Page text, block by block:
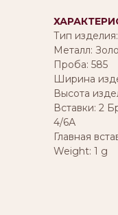
Тип
Металл:
Проба: 585
Ширина
Высота
Вставки: 2
4/6А
Главная
Weight: 1 g